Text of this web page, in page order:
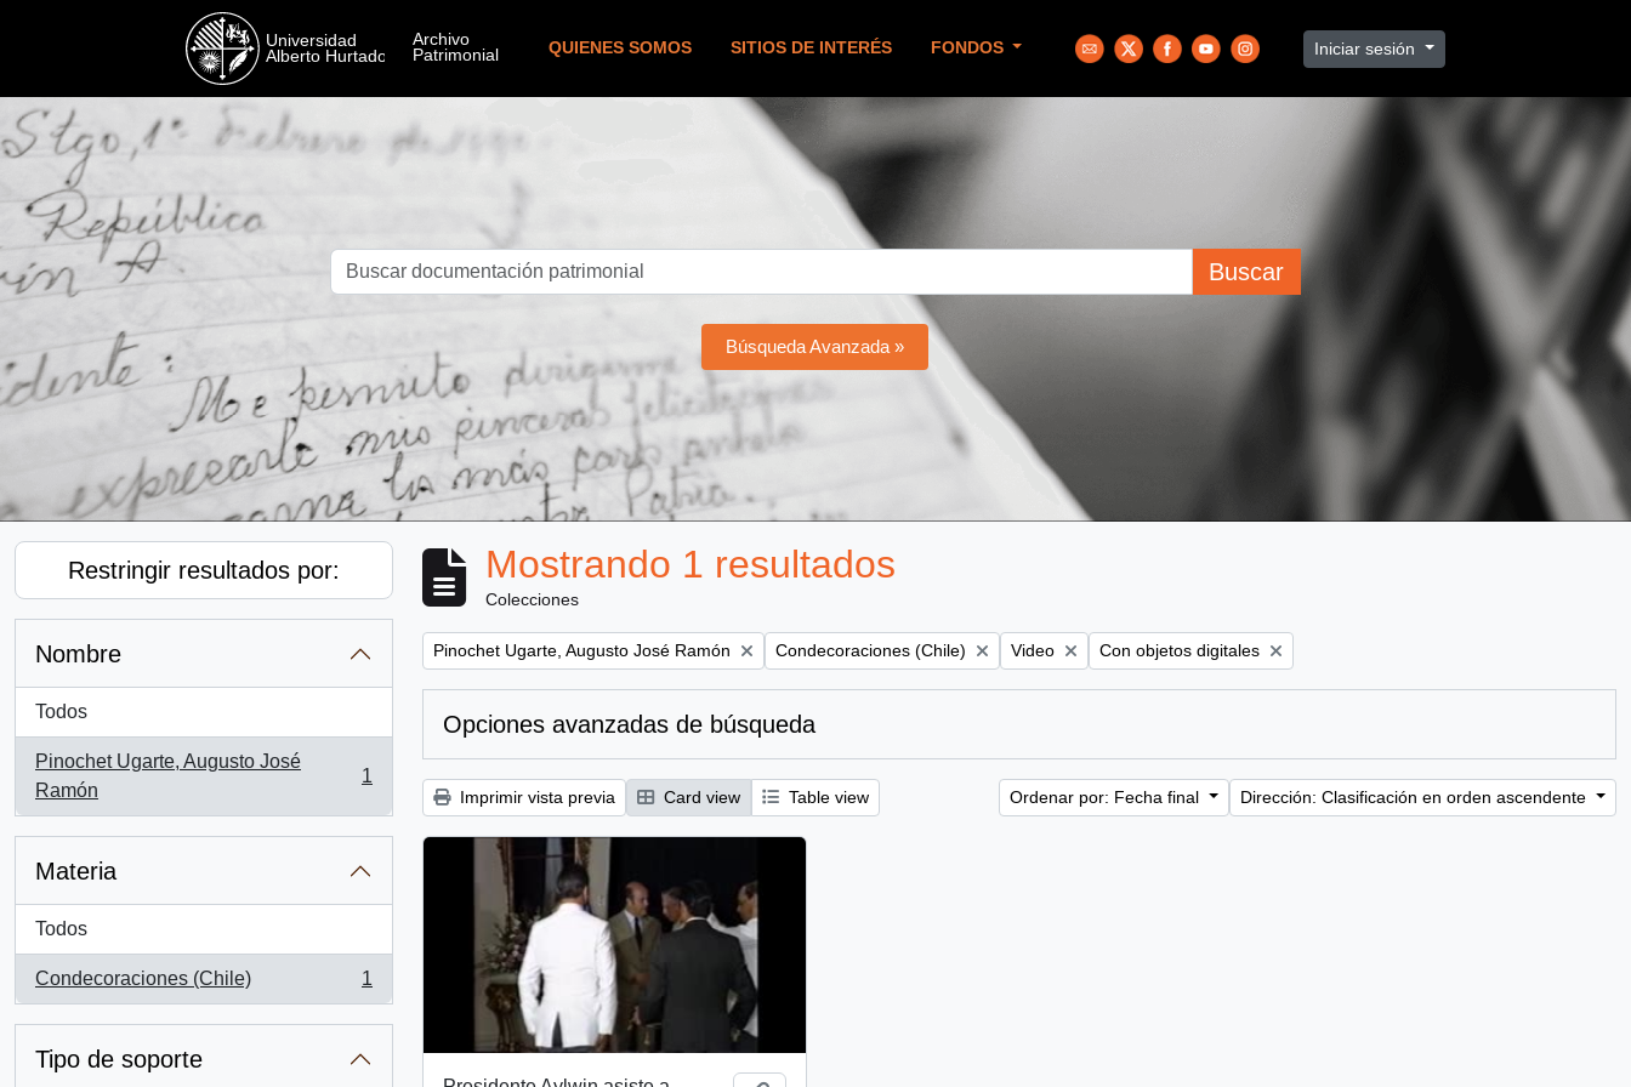
QUIENES SOMOS SITIOS DE INTERÉS FONDOS Iniciar sesión
Buscar
Búsqueda Avanzada »
Restringir resultados por:
Nombre
Todos
Pinochet Ugarte, Augusto José
Ramón
, 1 resultados
1
Materia
Todos
Condecoraciones (Chile)
, 1 resultados
1
Tipo de soporte
Mostrando 1 resultados
Colecciones
Remove filter:
Pinochet Ugarte, Augusto José Ramón Remove filter:
Condecoraciones (Chile) Remove filter:
Video Remove filter:
Con objetos digitales
Opciones avanzadas de búsqueda
Imprimir vista previa Card view Table view Ordenar por: Fecha final Dirección: Clasificación en orden ascendente